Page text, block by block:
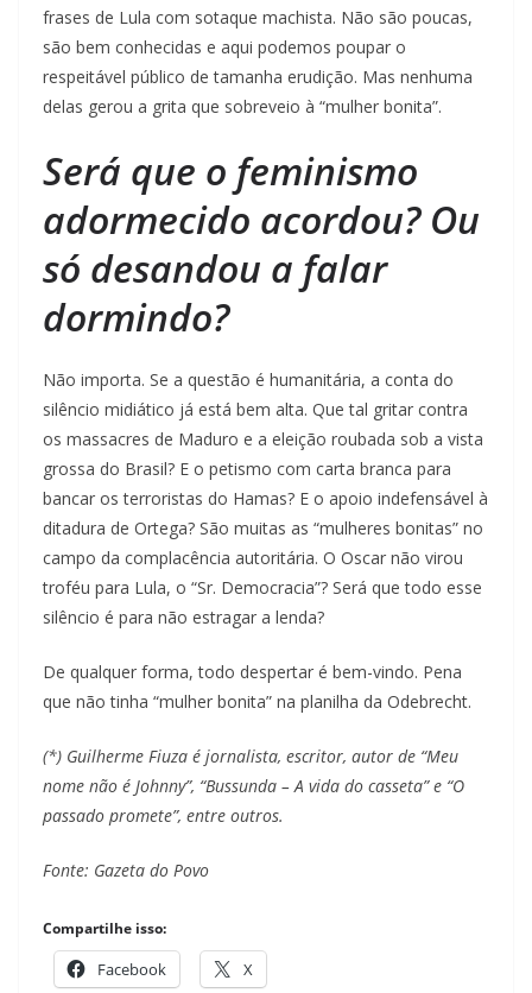
frases de Lula com sotaque machista. Não são poucas,
são bem conhecidas e aqui podemos poupar o
respeitável público de tamanha erudição. Mas nenhuma
delas gerou a grita que sobreveio à “mulher bonita”.
Será que o feminismo
adormecido acordou? Ou
só desandou a falar
dormindo?
Não importa. Se a questão é humanitária, a conta do
silêncio midiático já está bem alta. Que tal gritar contra
os massacres de Maduro e a eleição roubada sob a vista
grossa do Brasil? E o petismo com carta branca para
bancar os terroristas do Hamas? E o apoio indefensável à
ditadura de Ortega? São muitas as “mulheres bonitas” no
campo da complacência autoritária. O Oscar não virou
troféu para Lula, o “Sr. Democracia”? Será que todo esse
silêncio é para não estragar a lenda?
De qualquer forma, todo despertar é bem-vindo. Pena
que não tinha “mulher bonita” na planilha da Odebrecht.
(*) Guilherme Fiuza é jornalista, escritor, autor de “Meu
nome não é Johnny”, “Bussunda – A vida do casseta” e “O
passado promete”, entre outros.
Fonte: Gazeta do Povo
Compartilhe isso:
Facebook X